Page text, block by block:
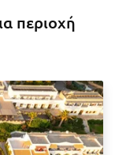
περιοχή